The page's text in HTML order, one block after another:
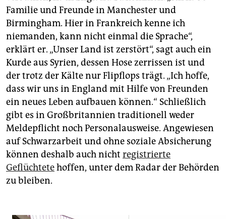
Familie und Freunde in Manchester und
Birmingham. Hier in Frankreich kenne ich
niemanden, kann nicht einmal die Sprache“,
erklärt er. „Unser Land ist zerstört“, sagt auch ein
Kurde aus Syrien, dessen Hose zerrissen ist und
der trotz der Kälte nur Flipflops trägt. „Ich hoffe,
dass wir uns in England mit Hilfe von Freunden
ein neues Leben aufbauen können.“ Schließlich
gibt es in Großbritannien traditionell weder
Meldepflicht noch Personalausweise. Angewiesen
auf Schwarzarbeit und ohne soziale Absicherung
können deshalb auch nicht registrierte
Geflüchtetehoffen, unter dem Radar der Behörden
zu bleiben.